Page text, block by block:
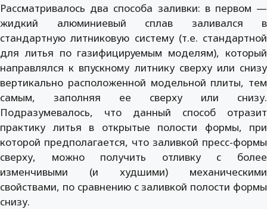
Рассматривалось два способа заливки: в первом —
жидкий алюминиевый сплав заливался в
стандартную литниковую систему (т.е. стандартной
для литья по газифицируемым моделям), который
направлялся к впускному литнику сверху или снизу
вертикально расположенной модельной плиты, тем
самым, заполняя ее сверху или снизу.
Подразумевалось, что данный способ отразит
практику литья в открытые полости формы, при
которой предполагается, что заливкой пресс-формы
сверху, можно получить отливку с более
изменчивыми (и худшими) механическими
свойствами, по сравнению с заливкой полости формы
снизу.